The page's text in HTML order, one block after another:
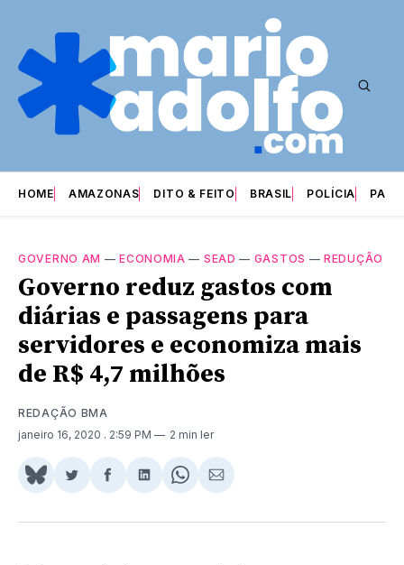
HOME AMAZONAS DITO & FEITO BRASIL POLÍCIA
GOVERNO AM —ECONOMIA — SEAD — GASTOS —REDUÇÃO
Governo reduz gastos com
diárias e passagens para
servidores e economiza mais
de R$ 4,7 milhões
REDAÇÃO BMA
janeiro 16, 2020 . 2:59 PM 2 min ler
Share
BlueSky
Compartilhar
Twitter
Compartilhar
Facebook
Compartilhar
LinkedIn
Share
WhatsApp
Compartilhar
Email